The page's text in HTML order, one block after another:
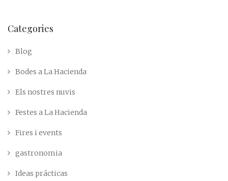
Categories
Blog
Bodes a La Hacienda
Els nostres nuvis
Festes a La Hacienda
Fires i events
gastronomia
Ideas prácticas